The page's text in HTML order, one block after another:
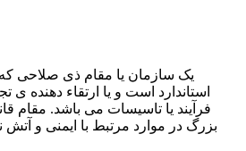
یک سازمان یا مقام ذی صلاحی
استاندارد است و یا ارتقاء دهنده
فرآیند یا تاسیسات می باشد. مقام
بزرگ در موارد مرتبط با ایمنی و